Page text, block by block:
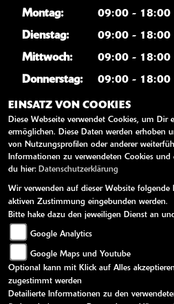
Montag:
09:00 - 18:00
Dienstag:
09:00 - 18:00
Mittwoch:
09:00 - 18:00
Donnerstag:
09:00 - 18:00
Freitag:
09:00 - 18:00
Samstag:
09:00 - 12:00
Sonntag:
geschlossen
WEITERE LINKS
Kawasaki News
Kawasaki Handbücher
Kawasaki Bekleidung
Kawasaki Merchandise
EINSATZ VON COOKIES
Diese Webseite verwendet Cookies, um Dir
ermöglichen. Diese Daten werden erhoben
von Nutzungsprofilen oder anderer
Informationen zu verwendeten Cookies
du hier: Datenschutzerklärung
Wir verwenden auf dieser Website folgende
aktiven Zustimmung eingebunden werden.
Bitte hake dazu den jeweiligen Dienst an
Google Analytics
Google Maps und Youtube
Optional kann mit Klick auf Alles
zugestimmt werden
Detailierte Informationen zu den